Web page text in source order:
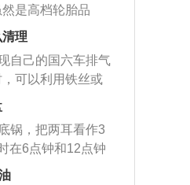
是高档轮胎品
胎都有生产，这
场。
理
自己的国六车排气
可以利用铁丝或
给取出来，如果
可以采取应急措
用木棍将所有的
位置处，然后将
可以将堵塞的东
锅，把两耳看作3
在6点钟和12点钟
、双手握住